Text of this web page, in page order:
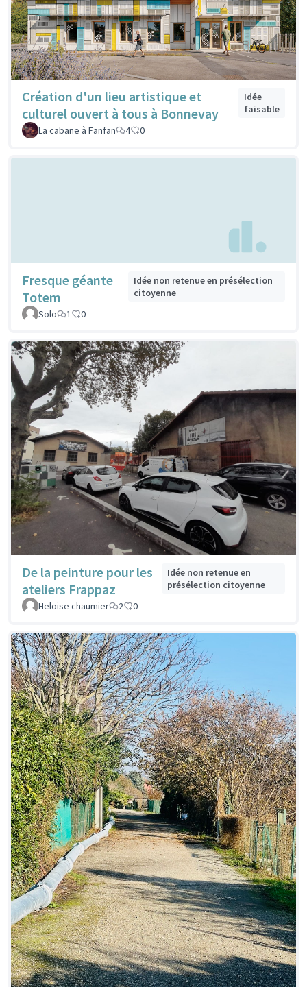
Création d'un lieu artistique et
culturel ouvert à tous à Bonnevay
Idée
faisable
La cabane à Fanfan
4 0
Fresque géante
Totem
Idée non retenue en présélection
citoyenne
Solo
1 0
De la peinture pour les
ateliers Frappaz
Idée non retenue en
présélection citoyenne
Heloise chaumier
2 0